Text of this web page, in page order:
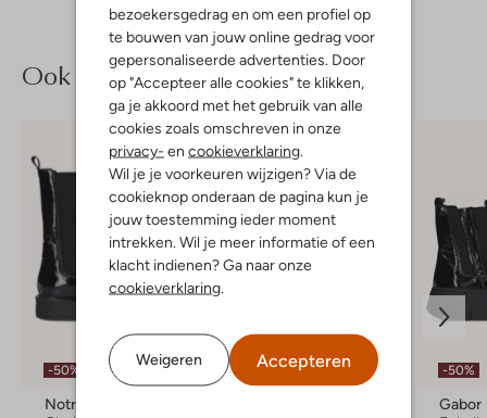
bezoekersgedrag en om een profiel op
te bouwen van jouw online gedrag voor
gepersonaliseerde advertenties. Door
op "Accepteer alle cookies" te klikken,
ga je akkoord met het gebruik van alle
cookies zoals omschreven in onze
privacy- en cookieverklaring
Wil je je voorkeuren wijzigen? Via de
cookieknop onderaan de pagina kun je
jouw toestemming ieder moment
intrekken. Wil je meer informatie of een
klacht indienen? Ga naar onze
cookieverklaring
Weigeren Accepteren
Ook iets voor jou?
-50%
Notre-V
-50% -50%
Gabor